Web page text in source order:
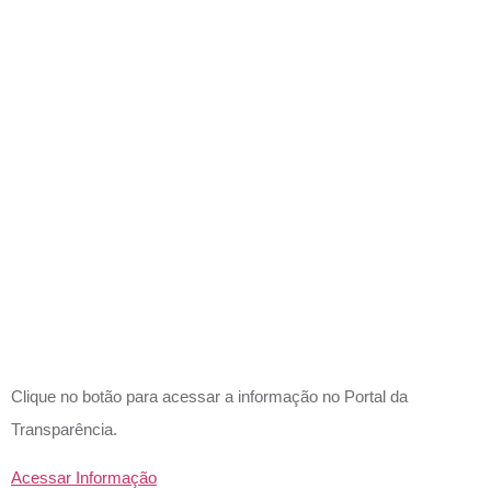
Clique no botão para acessar a informação no Portal da
Transparência.
Acessar Informação